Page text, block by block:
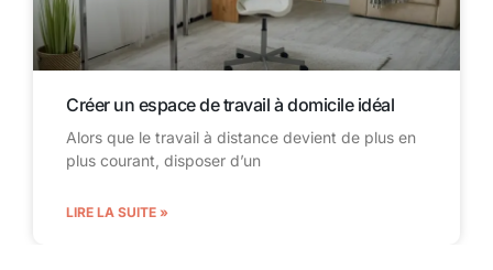
Créer un espace de travail à domicile idéal
Alors que le travail à distance devient de plus en
plus courant, disposer d’un
LIRE LA SUITE »